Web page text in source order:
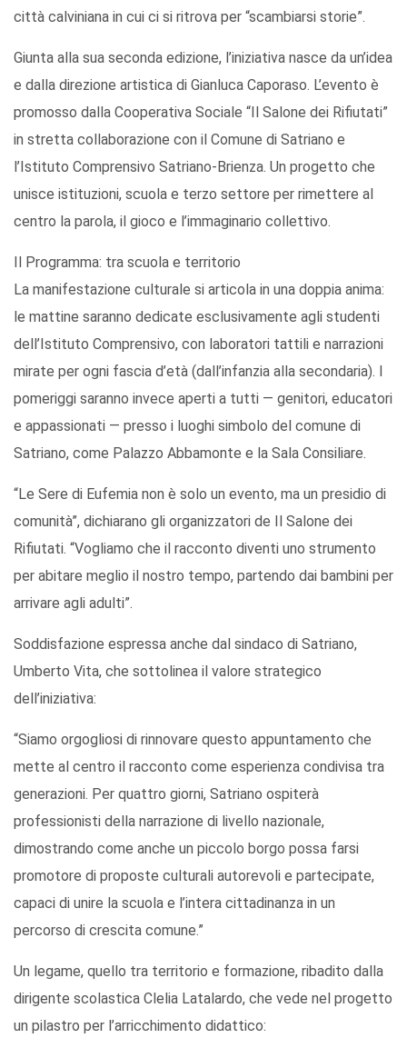
città calviniana in cui ci si ritrova per “scambiarsi storie”.
Giunta alla sua seconda edizione, l’iniziativa nasce da un’idea
e dalla direzione artistica di Gianluca Caporaso. L’evento è
promosso dalla Cooperativa Sociale “Il Salone dei Rifiutati”
in stretta collaborazione con il Comune di Satriano e
l’Istituto Comprensivo Satriano-Brienza. Un progetto che
unisce istituzioni, scuola e terzo settore per rimettere al
centro la parola, il gioco e l’immaginario collettivo.
Il Programma: tra scuola e territorio
La manifestazione culturale si articola in una doppia anima:
le mattine saranno dedicate esclusivamente agli studenti
dell’Istituto Comprensivo, con laboratori tattili e narrazioni
mirate per ogni fascia d’età (dall’infanzia alla secondaria). I
pomeriggi saranno invece aperti a tutti — genitori, educatori
e appassionati — presso i luoghi simbolo del comune di
Satriano, come Palazzo Abbamonte e la Sala Consiliare.
“Le Sere di Eufemia non è solo un evento, ma un presidio di
comunità”, dichiarano gli organizzatori de Il Salone dei
Rifiutati. “Vogliamo che il racconto diventi uno strumento
per abitare meglio il nostro tempo, partendo dai bambini per
arrivare agli adulti”.
Soddisfazione espressa anche dal sindaco di Satriano,
Umberto Vita, che sottolinea il valore strategico
dell’iniziativa:
“Siamo orgogliosi di rinnovare questo appuntamento che
mette al centro il racconto come esperienza condivisa tra
generazioni. Per quattro giorni, Satriano ospiterà
professionisti della narrazione di livello nazionale,
dimostrando come anche un piccolo borgo possa farsi
promotore di proposte culturali autorevoli e partecipate,
capaci di unire la scuola e l’intera cittadinanza in un
percorso di crescita comune.”
Un legame, quello tra territorio e formazione, ribadito dalla
dirigente scolastica Clelia Latalardo, che vede nel progetto
un pilastro per l’arricchimento didattico: